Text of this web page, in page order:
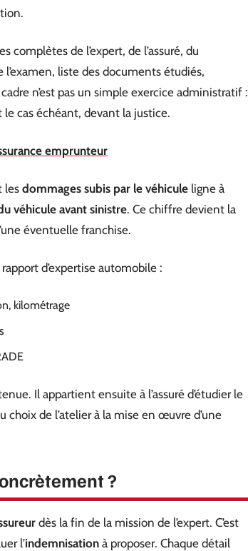
complètes de l’expert, de l’assuré, du
liste des documents étudiés,
n’est pas un simple exercice administratif :
le cas échéant, devant la justice.
emprunteur
lesdommages subis par le véhicule ligne à
véhicule avant sinistre. Ce chiffre devient la
éventuelle franchise.
d’expertise automobile :
kilométrage
Il appartient ensuite à l’assuré d’étudier le
de l’atelier à la mise en œuvre d’une
?
dès la fin de la mission de l’expert. C’est
l’indemnisation à proposer. Chaque détail